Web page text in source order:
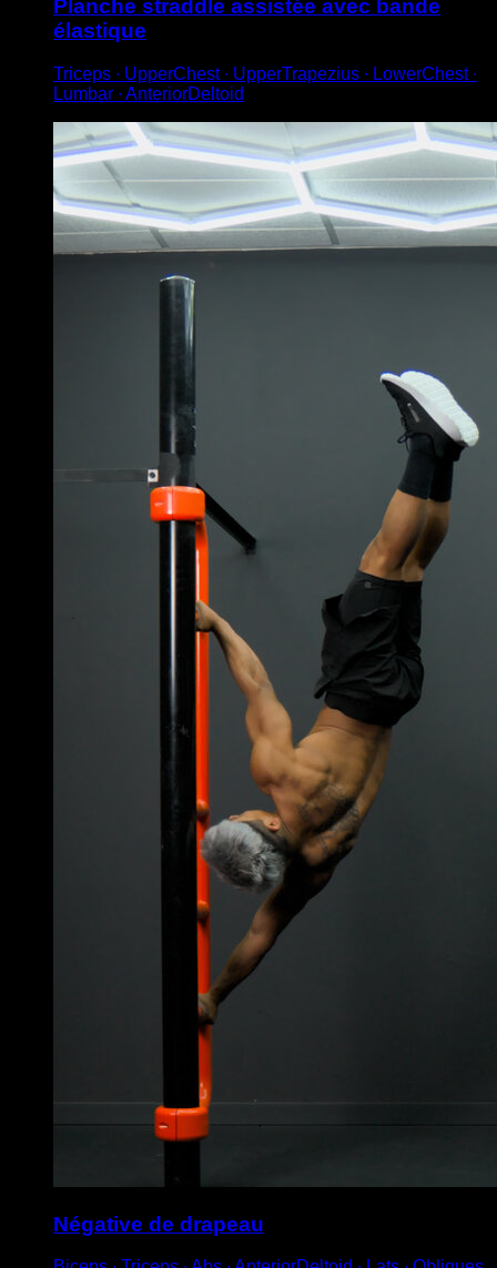
Planche straddle assistée avec bande
élastique
Triceps ∙ UpperChest ∙ UpperTrapezius ∙ LowerChest ∙
Lumbar ∙ AnteriorDeltoid
Négative de drapeau